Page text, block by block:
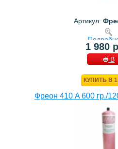
Артикул:
1 980
В
КУПИТЬ В
Фреон 410 A 600 гр./